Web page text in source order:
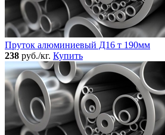
Пруток алюминиевый Д16 т 190мм
238 руб./кг. Купить